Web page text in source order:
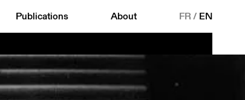
Publications About FR/ EN